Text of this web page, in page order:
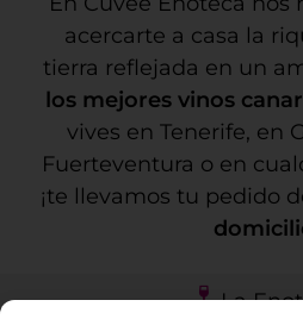
acercarte a casa la
tierra reflejada en un
los mejores vinos
vives en Tenerife, en
Fuerteventura o en
¡te llevamos tu pedido
La